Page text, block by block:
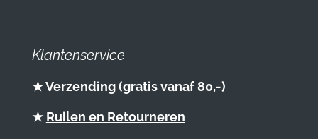
Klantenservice
★Verzending (gratis vanaf 80,-)
★ Ruilen en Retourneren